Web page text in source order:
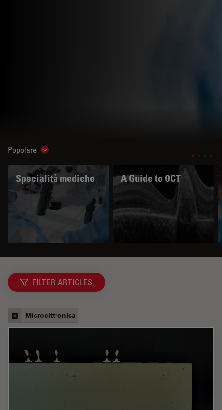
Popolare Show subnavigation
Specialità mediche A Guide to OCT
FILTER ARTICLES
Microelttronica